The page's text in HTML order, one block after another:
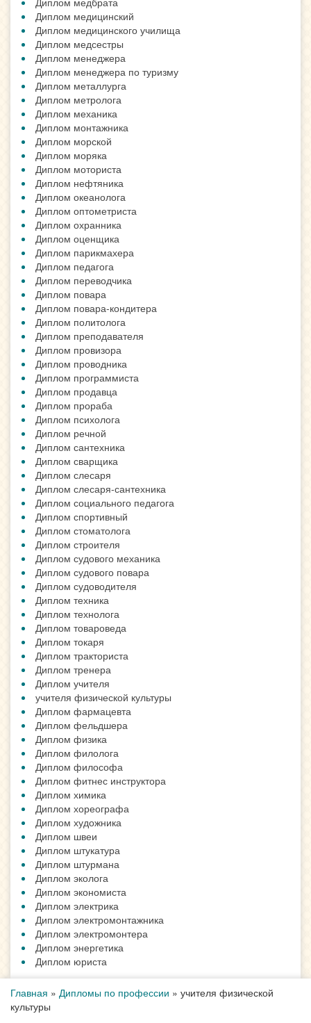
Диплом медицинский
Диплом медицинского училища
Диплом медсестры
Диплом менеджера
Диплом менеджера по туризму
Диплом металлурга
Диплом метролога
Диплом механика
Диплом монтажника
Диплом морской
Диплом моряка
Диплом моториста
Диплом нефтяника
Диплом океанолога
Диплом оптометриста
Диплом охранника
Диплом оценщика
Диплом парикмахера
Диплом педагога
Диплом переводчика
Диплом повара
Диплом повара-кондитера
Диплом политолога
Диплом преподавателя
Диплом провизора
Диплом проводника
Диплом программиста
Диплом продавца
Диплом прораба
Диплом психолога
Диплом речной
Диплом сантехника
Диплом сварщика
Диплом слесаря
Диплом слесаря-сантехника
Диплом социального педагога
Диплом спортивный
Диплом стоматолога
Диплом строителя
Диплом судового механика
Диплом судового повара
Диплом судоводителя
Диплом техника
Диплом технолога
Диплом товароведа
Диплом токаря
Диплом тракториста
Диплом тренера
Диплом учителя
учителя физической культуры
Диплом фармацевта
Диплом фельдшера
Диплом физика
Диплом филолога
Диплом философа
Диплом фитнес инструктора
Диплом химика
Диплом хореографа
Диплом художника
Диплом швеи
Диплом штукатура
Диплом штурмана
Диплом эколога
Диплом экономиста
Диплом электрика
Диплом электромонтажника
Диплом электромонтера
Диплом энергетика
Диплом юриста
Главная » Дипломы по профессии » учителя физической
культуры